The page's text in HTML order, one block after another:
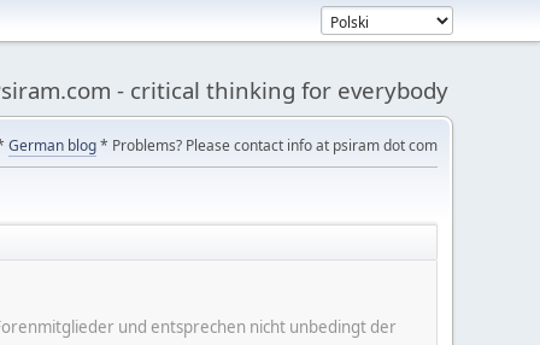
- critical thinking for everybody
German blog* Problems? Please contact info at psiram dot com
und entsprechen nicht unbedingt der